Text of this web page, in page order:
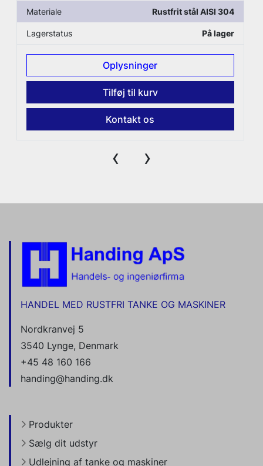
Materiale Rustfrit stål AISI 304
Lagerstatus På lager
Oplysninger
Tilføj til kurv
Kontakt os
‹ ›
HANDEL MED RUSTFRI TANKE OG MASKINER
Nordkranvej 5
3540 Lynge, Denmark
+45 48 160 166
handing@handing.dk
Produkter
Sælg dit udstyr
Udlejning af tanke og maskiner